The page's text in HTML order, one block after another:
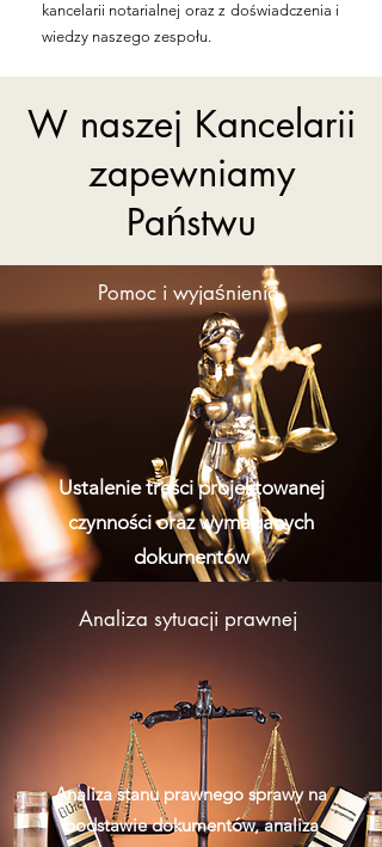
kancelarii notarialnej oraz z doświadczenia i
wiedzy naszego zespołu.
W naszej Kancelarii
zapewniamy
Państwu
Pomoc i wyjaśnienia
Ustalenie treści projektowanej
czynności oraz wymaganych
dokumentów
Analiza sytuacji prawnej
Analiza stanu prawnego sprawy na
podstawie dokumentów, analiza